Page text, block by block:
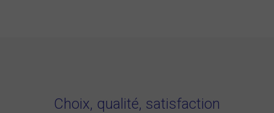
Choix, qualité, satisfaction